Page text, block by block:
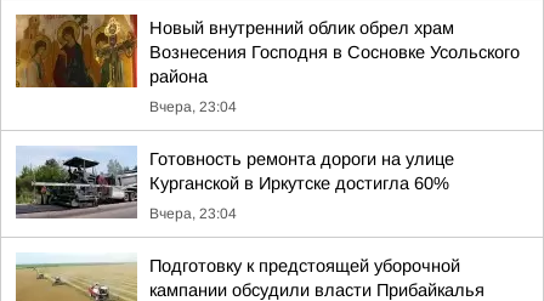
Новый внутренний облик обрел храм
Вознесения Господня в Сосновке Усольского
района
Вчера, 23:04
Готовность ремонта дороги на улице
Курганской в Иркутске достигла 60%
Вчера, 23:04
Подготовку к предстоящей уборочной
кампании обсудили власти Прибайкалья